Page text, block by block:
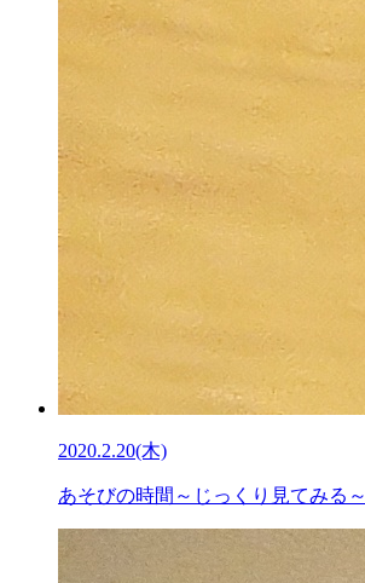
2020.2.20(木)
あそびの時間～じっくり見てみる～